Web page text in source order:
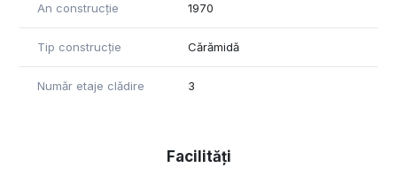
An construcție 1970
Tip construcție Cărămidă
Număr etaje clădire 3
Facilități